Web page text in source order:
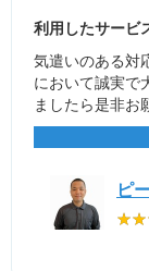
利用したサービ
気遣いのある対
において誠実で
ましたら是非お
ピ